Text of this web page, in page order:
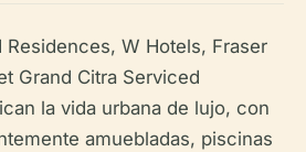
Residences, W Hotels, Fraser
Grand Citra Serviced
la vida urbana de lujo, con
amuebladas, piscinas